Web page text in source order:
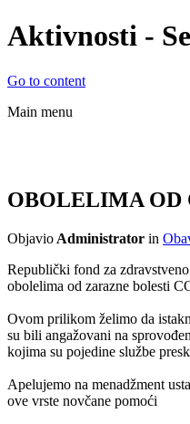
Aktivnosti -
Go to content
Main menu
OBOLELIMA OD
Objavio Administrator in
Republički fond za
obolelima od zarazne bolesti
Ovom prilikom želimo da
su bili angažovani na
kojima su pojedine službe
Apelujemo na menadžment
ove vrste novčane pomoći